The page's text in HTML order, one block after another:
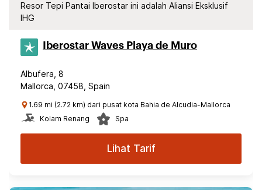
Resor Tepi Pantai Iberostar ini adalah Aliansi Eksklusif
IHG
Iberostar Waves Playa de Muro
Albufera, 8
Mallorca, 07458, Spain
1.69 mi (2.72 km) dari pusat kota Bahia de Alcudia-Mallorca
Kolam Renang
Spa
Lihat Tarif